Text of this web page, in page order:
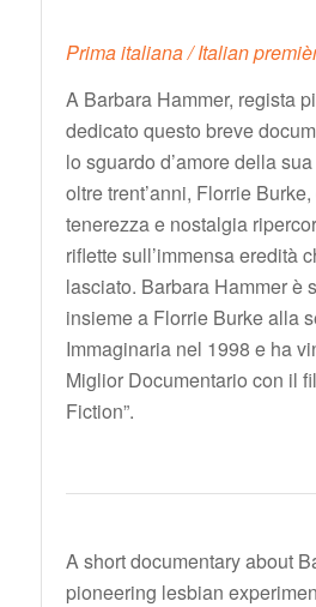
Prima italiana / Italian
A Barbara Hammer, regista
dedicato questo breve
lo sguardo d’amore della
oltre trent’anni, Florrie
tenerezza e nostalgia
riflette sull’immensa eredità
lasciato. Barbara Hammer è
insieme a Florrie Burke alla
Immaginaria nel 1998 e ha
Miglior Documentario con il
Fiction”.
A short documentary about
pioneering lesbian